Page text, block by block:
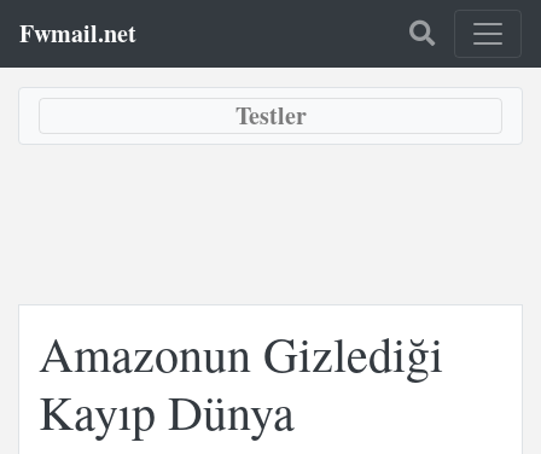
Fwmail.net
Testler
Amazonun Gizlediği
Kayıp Dünya